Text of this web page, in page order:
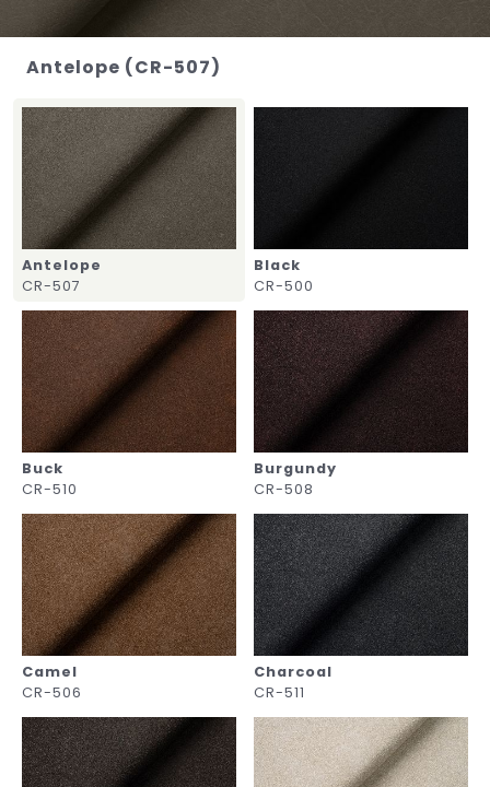
Antelope (CR-507)
Antelope
CR-507
Black
CR-500
Buck
CR-510
Burgundy
CR-508
Camel
CR-506
Charcoal
CR-511